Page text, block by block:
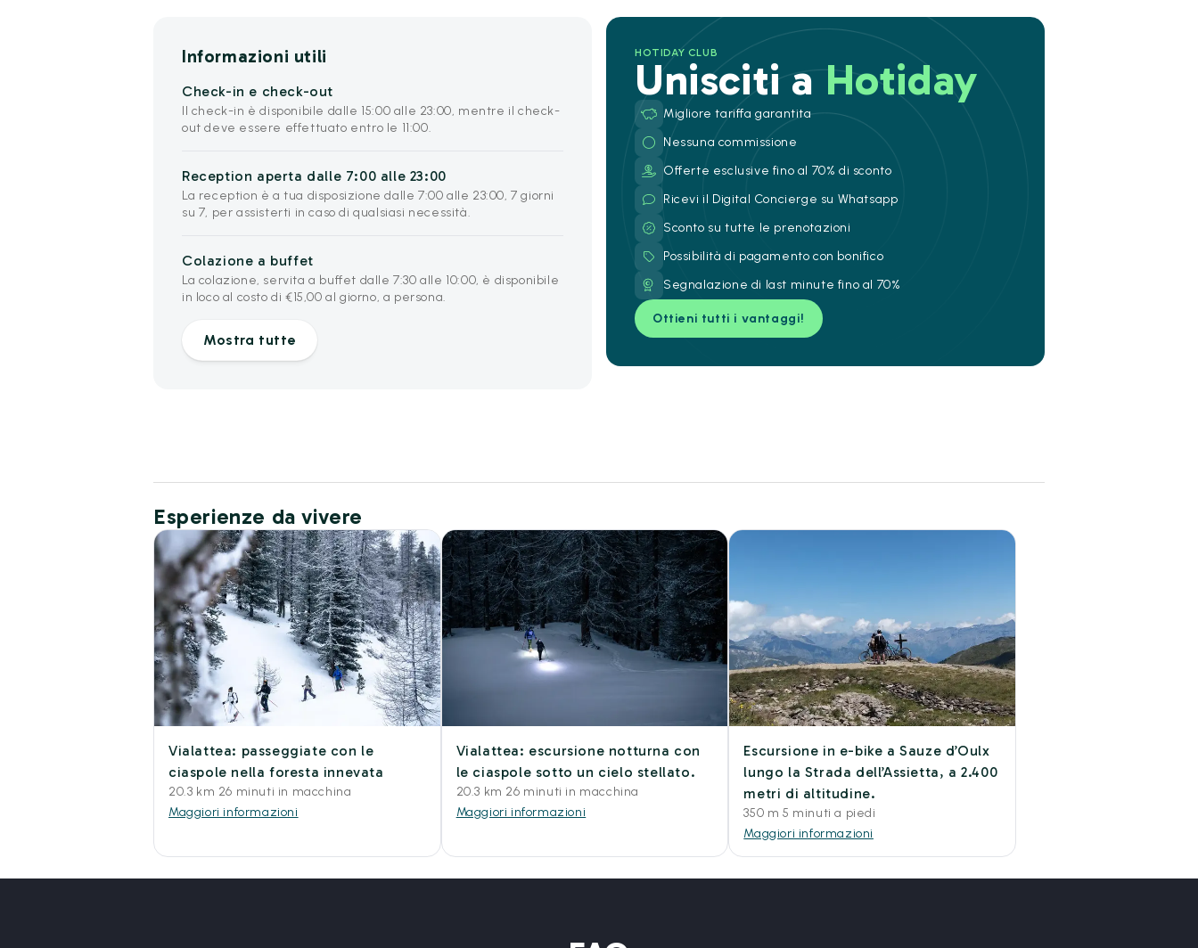
Informazioni utili
Check-in e check-out
Il check-in è disponibile dalle 15:00 alle 23:00, mentre il check-
out deve essere effettuato entro le 11:00.
Reception aperta dalle 7:00 alle 23:00
La reception è a tua disposizione dalle 7:00 alle 23:00, 7 giorni
su 7, per assisterti in caso di qualsiasi necessità.
Colazione a buffet
La colazione, servita a buffet dalle 7:30 alle 10:00, è disponibile
in loco al costo di €15,00 al giorno, a persona.
Mostra tutte
HOTIDAY CLUB
Unisciti aHotiday
Migliore tariffa garantita
Nessuna commissione
Offerte esclusive fino al 70% di sconto
Ricevi il Digital Concierge su Whatsapp
Sconto su tutte le prenotazioni
Possibilità di pagamento con bonifico
Segnalazione di last minute fino al 70%
Ottieni tutti i vantaggi!
Esperienze da vivere
Vialattea: passeggiate con le
ciaspole nella foresta innevata
20.3 km 26 minuti in macchina
Maggiori informazioni
Vialattea: escursione notturna con
le ciaspole sotto un cielo stellato.
20.3 km 26 minuti in macchina
Maggiori informazioni
Escursione in e-bike a Sauze d’Oulx
lungo la Strada dell’Assietta, a 2.400
metri di altitudine.
350 m 5 minuti a piedi
Maggiori informazioni